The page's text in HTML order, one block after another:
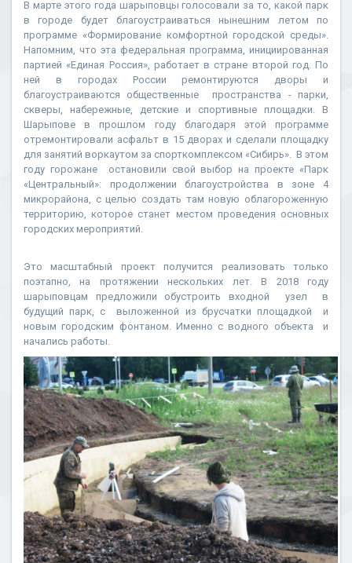
В марте этого года шарыповцы голосовали за то, какой парк
в городе будет благоустраиваться нынешним летом по
программе «Формирование комфортной городской среды».
Напомним, что эта федеральная программа, инициированная
партией «Единая Россия», работает в стране второй год. По
ней в городах России ремонтируются дворы и
благоустраиваются общественные пространства - парки,
скверы, набережные, детские и спортивные площадки. В
Шарыпове в прошлом году благодаря этой программе
отремонтировали асфальт в 15 дворах и сделали площадку
для занятий воркаутом за спорткомплексом «Сибирь». В этом
году горожане остановили свой выбор на проекте «Парк
«Центральный»: продолжении благоустройства в зоне 4
микрорайона, с целью создать там новую облагороженную
территорию, которое станет местом проведения основных
городских мероприятий.
Это масштабный проект получится реализовать только
поэтапно, на протяжении нескольких лет. В 2018 году
шарыповцам предложили обустроить входной узел в
будущий парк, с выложенной из брусчатки площадкой и
новым городским фонтаном. Именно с водного объекта и
начались работы.